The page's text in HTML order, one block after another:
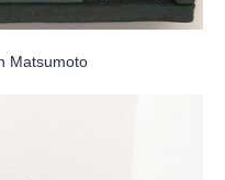
Matsumoto